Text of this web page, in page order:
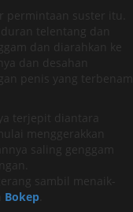
permintaan suster itu.
telentang dan
dan diarahkan ke
dan desahan
penis yang terbenam
terjepit diantara
menggerakkan
saling genggam
sambil menaik-
Bokep